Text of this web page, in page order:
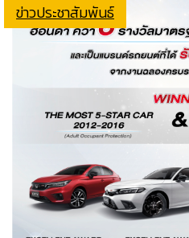
ข่าวประชาสัมพันธ์